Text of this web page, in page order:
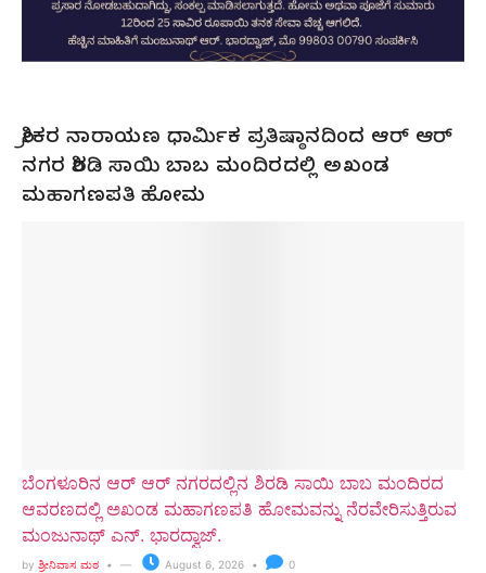
ಶ್ರೀಕರ ನಾರಾಯಣ ಧಾರ್ಮಿಕ ಪ್ರತಿಷ್ಠಾನದಿಂದ ಆರ್ ಆರ್
ನಗರ ಶಿರಡಿ ಸಾಯಿ ಬಾಬ ಮಂದಿರದಲ್ಲಿ ಅಖಂಡ
ಮಹಾಗಣಪತಿ ಹೋಮ
ಬೆಂಗಳೂರಿನ ಆರ್ ಆರ್ ನಗರದಲ್ಲಿನ ಶಿರಡಿ ಸಾಯಿ ಬಾಬ ಮಂದಿರದ
ಆವರಣದಲ್ಲಿ ಅಖಂಡ ಮಹಾಗಣಪತಿ ಹೋಮವನ್ನು ನೆರವೇರಿಸುತ್ತಿರುವ
ಮಂಜುನಾಥ್ ಎನ್. ಭಾರದ್ವಾಜ್.
by ಶ್ರೀನಿವಾಸ ಮಠ August 6, 2026 0